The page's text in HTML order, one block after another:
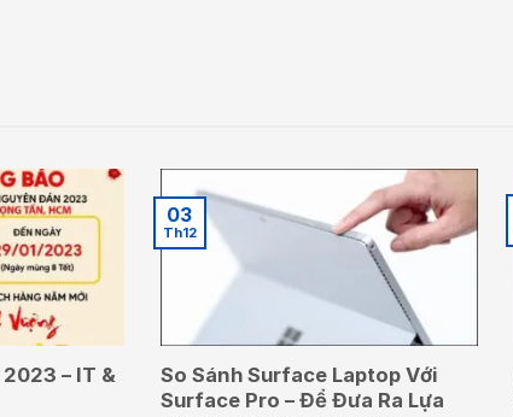
– IT &
So Sánh Surface Laptop Với
Surface Pro – Để Đưa Ra Lựa
03
Th12